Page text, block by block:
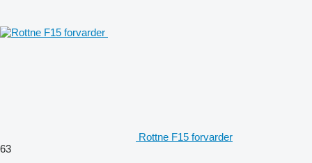
Rottne F15 forvarder
63